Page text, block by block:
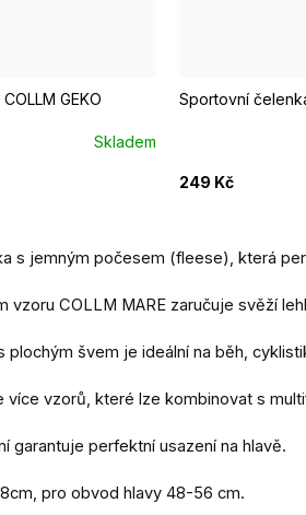
GEKO
Skladem
Sportovní
249 Kč
s jemným počesem (fleese), která
vzoru COLLM MARE zaručuje svěží
plochým švem je ideální na běh,
více vzorů, které lze kombinovat s
garantuje perfektní usazení na hlavě.
pro obvod hlavy 48-56 cm.